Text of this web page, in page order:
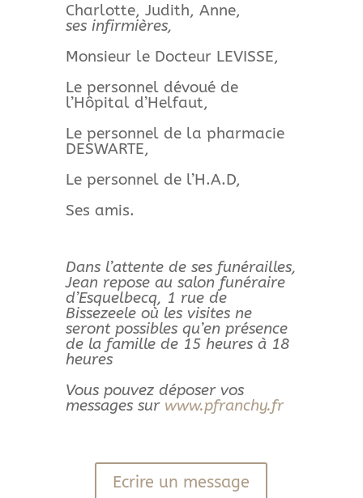
Charlotte, Judith, Anne,
ses infirmières,
Monsieur le Docteur LEVISSE,
Le personnel dévoué de
l’Hôpital d’Helfaut,
Le personnel de la pharmacie
DESWARTE,
Le personnel de l’H.A.D,
Ses amis.
Dans l’attente de ses funérailles,
Jean repose au salon funéraire
d’Esquelbecq, 1 rue de
Bissezeele où les visites ne
seront possibles qu’en présence
de la famille de 15 heures à 18
heures
Vous pouvez déposer vos
messages sur www.pfranchy.fr
Ecrire un message